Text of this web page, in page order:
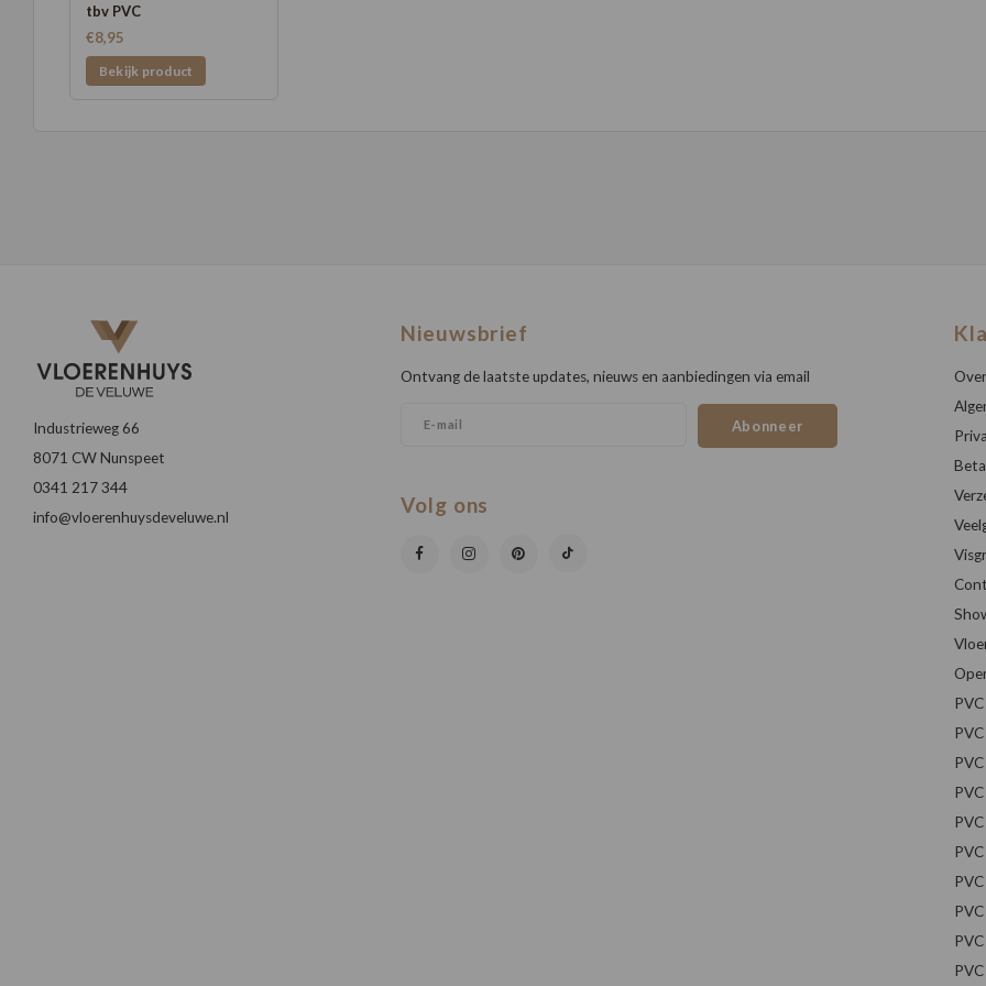
tbv PVC
€8,95
Bekijk product
Industrieweg 66
8071 CW Nunspeet
0341 217 344
info@vloerenhuysdeveluwe.nl
Nieuwsbrief
Ontvang de laatste updates, nieuws en aanbiedingen via email
Abonneer
Volg ons